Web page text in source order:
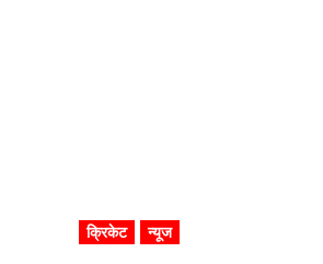
POSTED
IN
क्रिकेट न्यूज